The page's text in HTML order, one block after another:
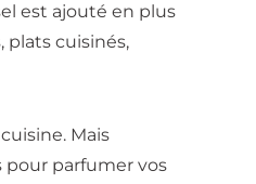
est ajouté en plus
plats cuisinés,
Mais
pour parfumer vos